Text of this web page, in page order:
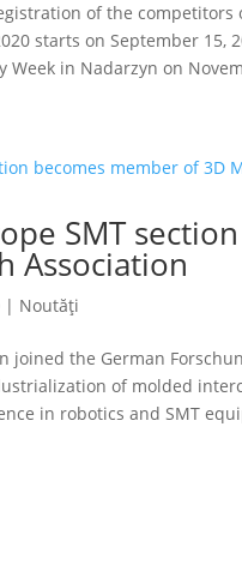
of the competitors
starts on September 15,
in Nadarzyn on
SMT
Association
| Noutăți
joined the German
of molded
in robotics and SMT